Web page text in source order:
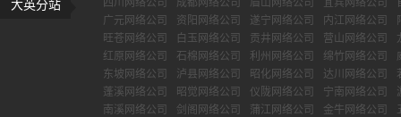
大英分站 四川网络公司 成都网络公司 眉山网络公司 宜宾网络公司
广元网络公司
资阳网络公司 遂宁网络公司 内江网络公司
旺苍网络公司
白玉网络公司 贡井网络公司 营山网络公司
红原网络公司
石棉网络公司 利州网络公司 绵竹网络公司
东坡网络公司
泸县网络公司 昭化网络公司 达川网络公司
蓬溪网络公司
昭觉网络公司 仪陇网络公司 宁南网络公司
南溪网络公司
剑阁网络公司 蒲江网络公司 金牛网络公司